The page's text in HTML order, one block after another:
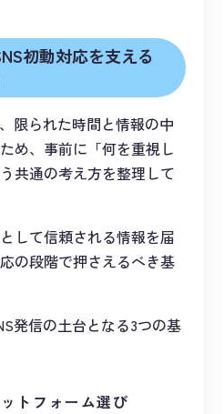
初動対応を支える
限られた時間と情報の中
め、事前に「何を重視し
共通の考え方を整理して
して信頼される情報を届
の段階で押さえるべき基
発信の土台となる3つの基
トフォーム選び